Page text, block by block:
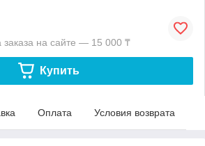
на сайте — 15 000 ₸
Купить
Оплата Условия возврата